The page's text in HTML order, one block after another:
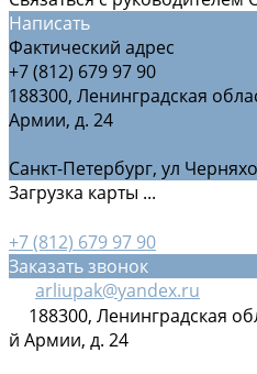
Написать
Фактический адрес
+7 (812) 679 97 90
188300, Ленинградская
Армии, д. 24
Санкт-Петербург, ул
Загрузка карты ...
+7 (812) 679 97 90
Заказать звонок
arliupak@yandex.ru
188300, Ленинградская
й Армии, д. 24